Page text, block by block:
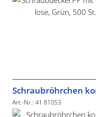
Schraubröhrchen
Art.-Nr.: 41 81053